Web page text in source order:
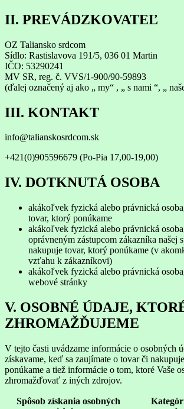
II. PREVÁDZKOVATEĽ
OZ Taliansko srdcom
Sídlo: Rastislavova 191/5, 036 01 Martin
IČO: 53290241
MV SR, reg. č. VVS/1-900/90-59893
(ďalej označený aj ako „ my“ , „ s nami “, „
III. KONTAKT
info@talianskosrdcom.sk
+421(0)905596679 (Po-Pia 17,00-19,00)
IV. DOTKNUTÁ OSOBA
akákoľvek fyzická alebo právnická
tovar, ktorý ponúkame
akákoľvek fyzická alebo právnická
oprávneným zástupcom zákazníka našej
nakupuje tovar, ktorý ponúkame (v
vzťahu k zákazníkovi)
akákoľvek fyzická alebo právnická
webové stránky
V. OSOBNÉ ÚDAJE,
ZHROMAŽĎUJEME
V tejto časti uvádzame informácie o osobných
získavame, keď sa zaujímate o tovar či
ponúkame a tiež informácie o tom, ktoré Vaše
zhromažďovať z iných zdrojov.
Spôsob získania osobných